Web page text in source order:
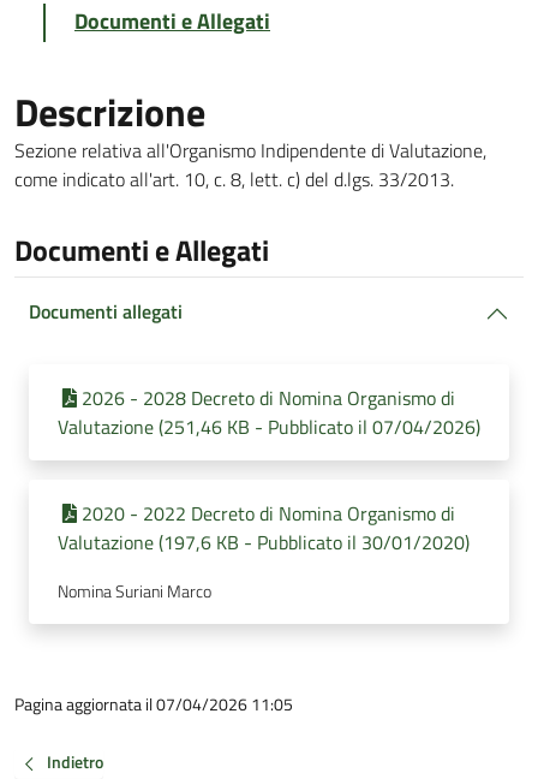
Documenti e Allegati
Descrizione
Sezione relativa all'Organismo Indipendente di Valutazione,
come indicato all'art. 10, c. 8, lett. c) del d.lgs. 33/2013.
Documenti e Allegati
Documenti allegati
2026 - 2028 Decreto di Nomina Organismo di
Valutazione (251,46 KB - Pubblicato il 07/04/2026)
2020 - 2022 Decreto di Nomina Organismo di
Valutazione (197,6 KB - Pubblicato il 30/01/2020)
Nomina Suriani Marco
Pagina aggiornata il 07/04/2026 11:05
Indietro